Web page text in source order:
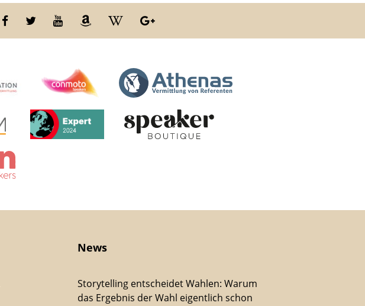
News
Storytelling entscheidet Wahlen: Warum
das Ergebnis der Wahl eigentlich schon